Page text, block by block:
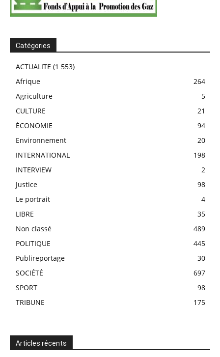
Catégories
ACTUALITE (1 553)
Afrique
264
Agriculture
5
CULTURE
21
ÉCONOMIE
94
Environnement
20
INTERNATIONAL
198
INTERVIEW
2
Justice
98
Le portrait
4
LIBRE
35
Non classé
489
POLITIQUE
445
Publireportage
30
SOCIÉTÉ
697
SPORT
98
TRIBUNE
175
Articles récents